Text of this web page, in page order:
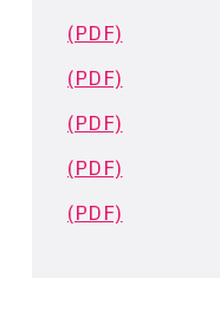
(PDF)
(PDF)
(PDF)
(PDF)
(PDF)